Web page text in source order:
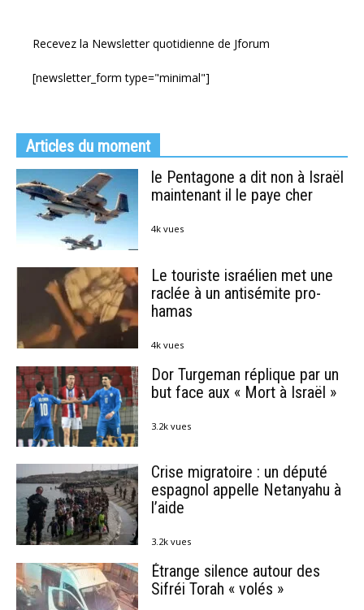
Recevez la Newsletter quotidienne de Jforum
[newsletter_form type="minimal"]
Articles du moment
le Pentagone a dit non à Israël
maintenant il le paye cher
4k vues
Le touriste israélien met une
raclée à un antisémite pro-
hamas
4k vues
Dor Turgeman réplique par un
but face aux « Mort à Israël »
3.2k vues
Crise migratoire : un député
espagnol appelle Netanyahu à
l’aide
3.2k vues
Étrange silence autour des
Sifréi Torah « volés »